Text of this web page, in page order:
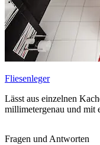
Fliesenleger
Lässt aus einzelnen
millimetergenau und mit
Fragen und Antworten